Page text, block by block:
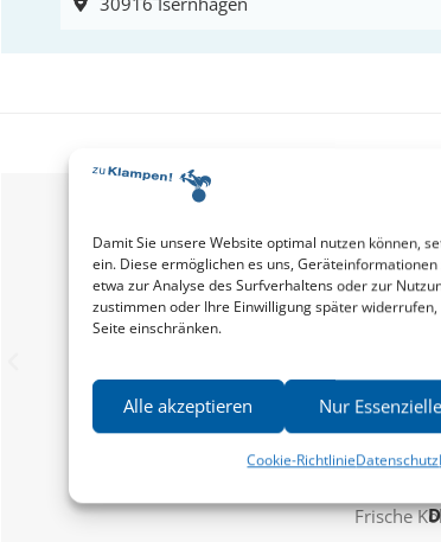
Damit Sie unsere Website optimal nutzen können,
ein. Diese ermöglichen es uns,
etwa zur Analyse des Surfverhaltens oder zur
zustimmen oder Ihre Einwilligung später
Seite einschränken.
Alle akzeptieren Nur Essenzielle
Cookie-RichtlinieDatenschutz
Frische